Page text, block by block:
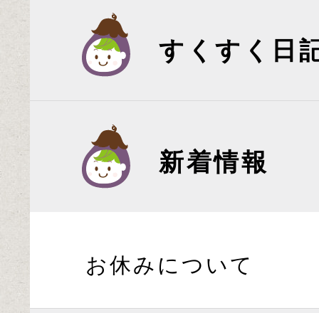
すくすく日
新着情報
お休みについて